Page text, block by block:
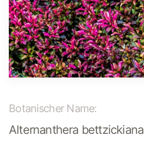
Botanischer Name:
Alternanthera bettzickiana